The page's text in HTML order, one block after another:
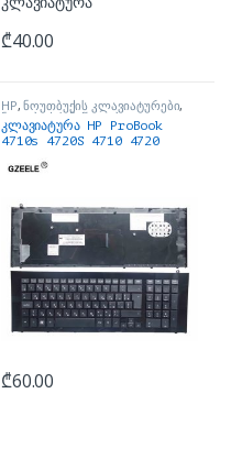
₾40.00
HP,ნოუთბუქის კლავიატურები,
ნოუთბუქის ნაწილები და
აქსესუარები
კლავიატურა HP ProBook
4710s 4720S 4710 4720
₾60.00